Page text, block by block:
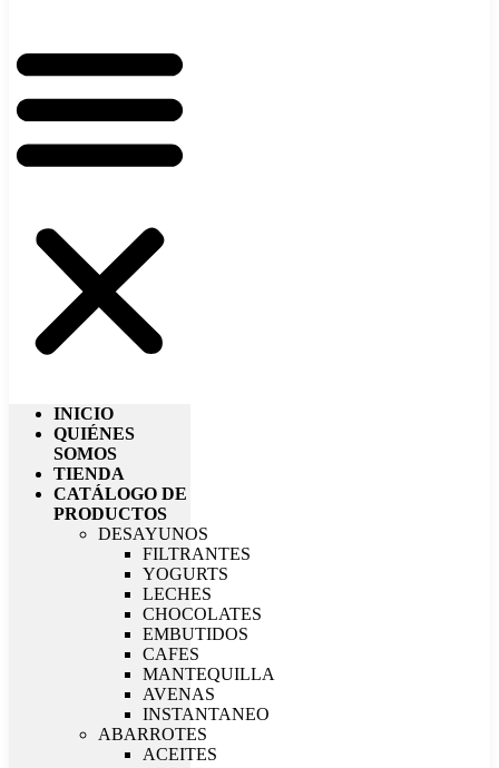
INICIO
QUIÉNES
SOMOS
TIENDA
CATÁLOGO DE
PRODUCTOS
DESAYUNOS
FILTRANTES
YOGURTS
LECHES
CHOCOLATES
EMBUTIDOS
CAFES
MANTEQUILLA
AVENAS
INSTANTANEO
ABARROTES
ACEITES